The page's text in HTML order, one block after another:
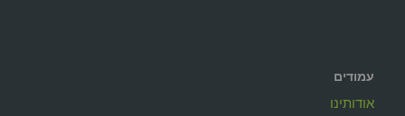
עמודים
אודותינו